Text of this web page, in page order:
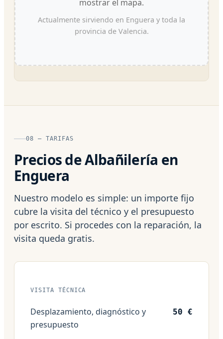
mostrar el mapa.
Actualmente sirviendo en Enguera y toda la
provincia de Valencia.
08 — TARIFAS
Precios de Albañilería en
Enguera
Nuestro modelo es simple: un importe fijo
cubre la visita del técnico y el presupuesto
por escrito. Si procedes con la reparación, la
visita queda gratis.
VISITA TÉCNICA
Desplazamiento, diagnóstico y
presupuesto
50 €